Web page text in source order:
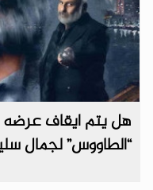
هل يتم ايقاف
“الطاووس” لجمال